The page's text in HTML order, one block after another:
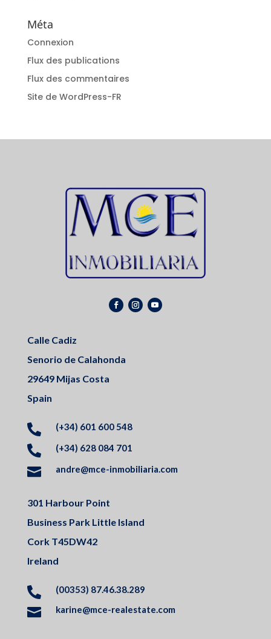
Méta
Connexion
Flux des publications
Flux des commentaires
Site de WordPress-FR
Calle Cadiz
Senorio de Calahonda
29649 Mijas Costa
Spain
 (+34) 601 600 548
 (+34) 628 084 701
 andre@mce-inmobiliaria.com
301 Harbour Point
Business Park Little Island
Cork T45DW42
Ireland
 (00353) 87.46.38.289
 karine@mce-realestate.com